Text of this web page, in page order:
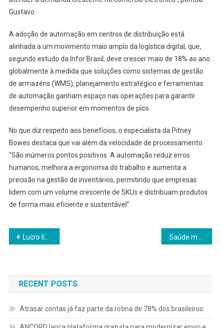
Gustavo.
A adoção de automação em centros de distribuição está
alinhada a um movimento mais amplo da logística digital, que,
segundo estudo da Infor Brasil, deve crescer mais de 18% ao ano
globalmente à medida que soluções como sistemas de gestão
de armazéns (WMS), planejamento estratégico e ferramentas
de automação ganham espaço nas operações para garantir
desempenho superior em momentos de pico.
No que diz respeito aos benefícios, o especialista da Pitney
Bowes destaca que vai além da velocidade de processamento:
“São inúmeros pontos positivos. A automação reduz erros
humanos, melhora a ergonomia do trabalho e aumenta a
precisão na gestão de inventários, permitindo que empresas
lidem com um volume crescente de SKUs e distribuam produtos
de forma mais eficiente e sustentável”.
Navegação
Post
Lucro líquido das seguradoras aumenta em 2025
RECENT POSTS
Atrasar contas já faz parte da rotina de 78% dos brasileiros